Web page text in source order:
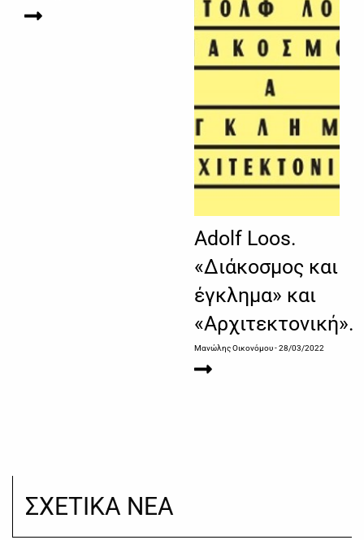
Adolf Loos.
«Διάκοσμος και
έγκλημα» και
«Αρχιτεκτονική».
Μανώλης Οικονόμου- 28/03/2022
ΣΧΕΤΙΚΑ ΝΕΑ